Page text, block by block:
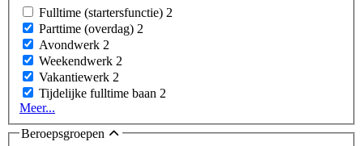
Fulltime (startersfunctie) 2
Parttime (overdag) 2
Avondwerk 2
Weekendwerk 2
Vakantiewerk 2
Tijdelijke fulltime baan 2
Meer...
Beroepsgroepen